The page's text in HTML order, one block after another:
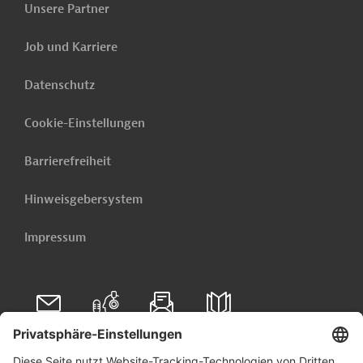
Originaldokument:
Download
(PDF; 961,9 KB)
Laos
Bildungswesen
Bildungswesen, übergreifend
Schul-, Hochschulbildung
Beschäftigungsförderung
Unsere Partner
Job und Karriere
Datenschutz
Cookie-Einstellungen
Barrierefreiheit
Hinweisgebersystem
Impressum